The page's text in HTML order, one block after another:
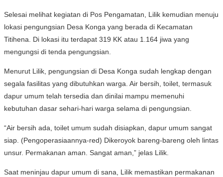
Selesai melihat kegiatan di Pos Pengamatan, Lilik kemudian menuju
lokasi pengungsian Desa Konga yang berada di Kecamatan
Titihena. Di lokasi itu terdapat 319 KK atau 1.164 jiwa yang
mengungsi di tenda pengungsian.
Menurut Lilik, pengungsian di Desa Konga sudah lengkap dengan
segala fasilitas yang dibutuhkan warga. Air bersih, toilet, termasuk
dapur umum telah tersedia dan dinilai mampu memenuhi
kebutuhan dasar sehari-hari warga selama di pengungsian.
“Air bersih ada, toilet umum sudah disiapkan, dapur umum sangat
siap. (Pengoperasiaannya-red) Dikeroyok bareng-bareng oleh lintas
unsur. Permakanan aman. Sangat aman,” jelas Lilik.
Saat meninjau dapur umum di sana, Lilik memastikan permakanan